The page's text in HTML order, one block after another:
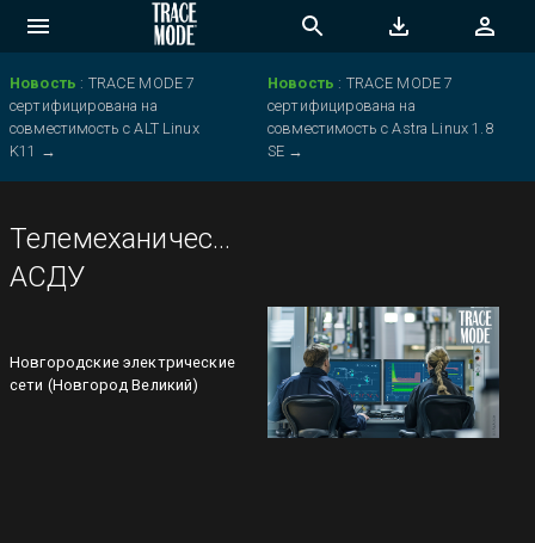
Новость : TRACE MODE 7
сертифицирована на
совместимость с ALT Linux
K11 →
Новость : TRACE MODE 7
сертифицирована на
совместимость с Astra Linux 1.8
SE →
Телемеханическая
АСДУ
Новгородские электрические
сети (Новгород Великий)